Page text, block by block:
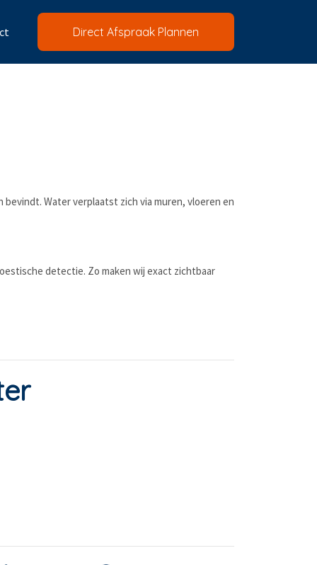
Direct Afspraak Plannen
Water verplaatst zich via muren, vloeren en
detectie. Zo maken wij exact zichtbaar